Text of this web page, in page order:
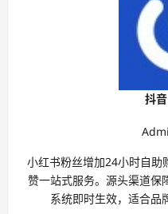
抖
小红书粉丝增加24小时自助
赞一站式服务。源头渠道保
系统即时生效，适合品